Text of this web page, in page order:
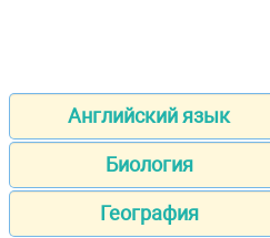
Английский язык
Биология
География